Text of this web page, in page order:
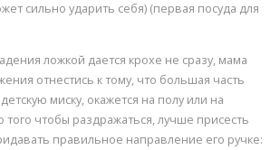
сильно ударить себя) (первая посуда для
ложкой дается крохе не сразу, мама
отнестись к тому, что большая часть
миску, окажется на полу или на
того чтобы раздражаться, лучше присесть
правильное направление его ручке: